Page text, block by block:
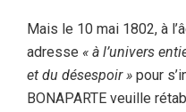
Mais le 10 mai 1802, à
adresse « à l’univers
et du désespoir » pour
BONAPARTE veuille